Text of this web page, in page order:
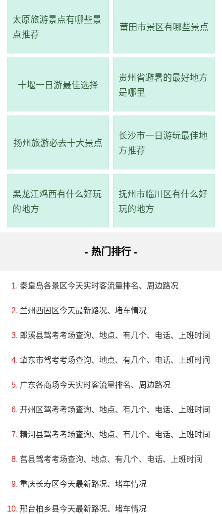
家庄园、玫瑰庄园、百合庄园、森林公园、湖滨湿地、静谧
筒艺术馆、半朵云、牛哆啰音乐农庄、印章房等“奇葩造型的
丑萌建筑”，非常吸引人。这里不仅有美丽的自然风光，还有
多种有趣的文化艺术活动，非常适合休闲度假和体验当地文
化。感觉这里是一个非常值得一去的旅游胜地。
3、禄丰世界恐龙谷（恐龙国家地质公园）
电话：(0878)8985888
地址：楚雄彝族自治州禄丰县杭瑞高速
世界恐龙谷景区是一座集科普、科考、观光和娱乐于一
体的4A级旅游基地。该景区以中国云南禄丰恐龙国家地质公
史，分享亿万年来的奇观。禄丰是一个历史悠久的小内陆盆
地，含有厚达两公里的侏罗纪沉积岩层。自1938年发现恐龙
太原旅游景点有哪些景
点推荐
莆田市景区有哪些景点
十堰一日游最佳选择
贵州省避暑的最好地方
是哪里
扬州旅游必去十大景点
长沙市一日游玩最佳地
方推荐
黑龙江鸡西有什么好玩
的地方
抚州市临川区有什么好
玩的地方
- 热门排行 -
秦皇岛各景区今天实时客流量排名、周边路况
兰州西固区今天最新路况、堵车情况
郎溪县驾考考场查询、地点、有几个、电话、上班时间
肇东市驾考考场查询、地点、有几个、电话、上班时间
广东各商场今天实时客流量排名、周边路况
开州区驾考考场查询、地点、有几个、电话、上班时间
精河县驾考考场查询、地点、有几个、电话、上班时间
莒县驾考考场查询、地点、有几个、电话、上班时间
重庆长寿区今天最新路况、堵车情况
邢台柏乡县今天最新路况、堵车情况